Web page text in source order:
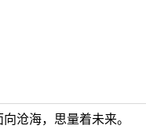
沧海，思量着未来。